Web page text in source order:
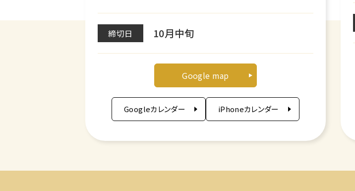
締切日 10月中旬
Google map
Googleカレンダー iPhoneカレンダー